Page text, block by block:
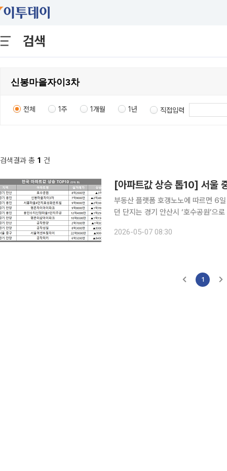
검색
전체 1주 1개월 1년 직접입력
검색결과 총 1 건
[아파트값 상승 톱10] 서울
부동산 플랫폼 호갱노노에 따르면 6
던 단지는 경기 안산시 ‘호수공원’으
억4000만원(43%) 올랐다. 3위는 ‘
2026-05-07 08:30
1